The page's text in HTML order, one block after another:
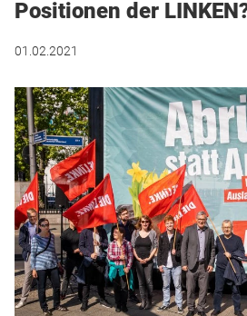
DISKUSSIONSSTOFF
INTERNATIONAL
Positionen der
01.02.2021